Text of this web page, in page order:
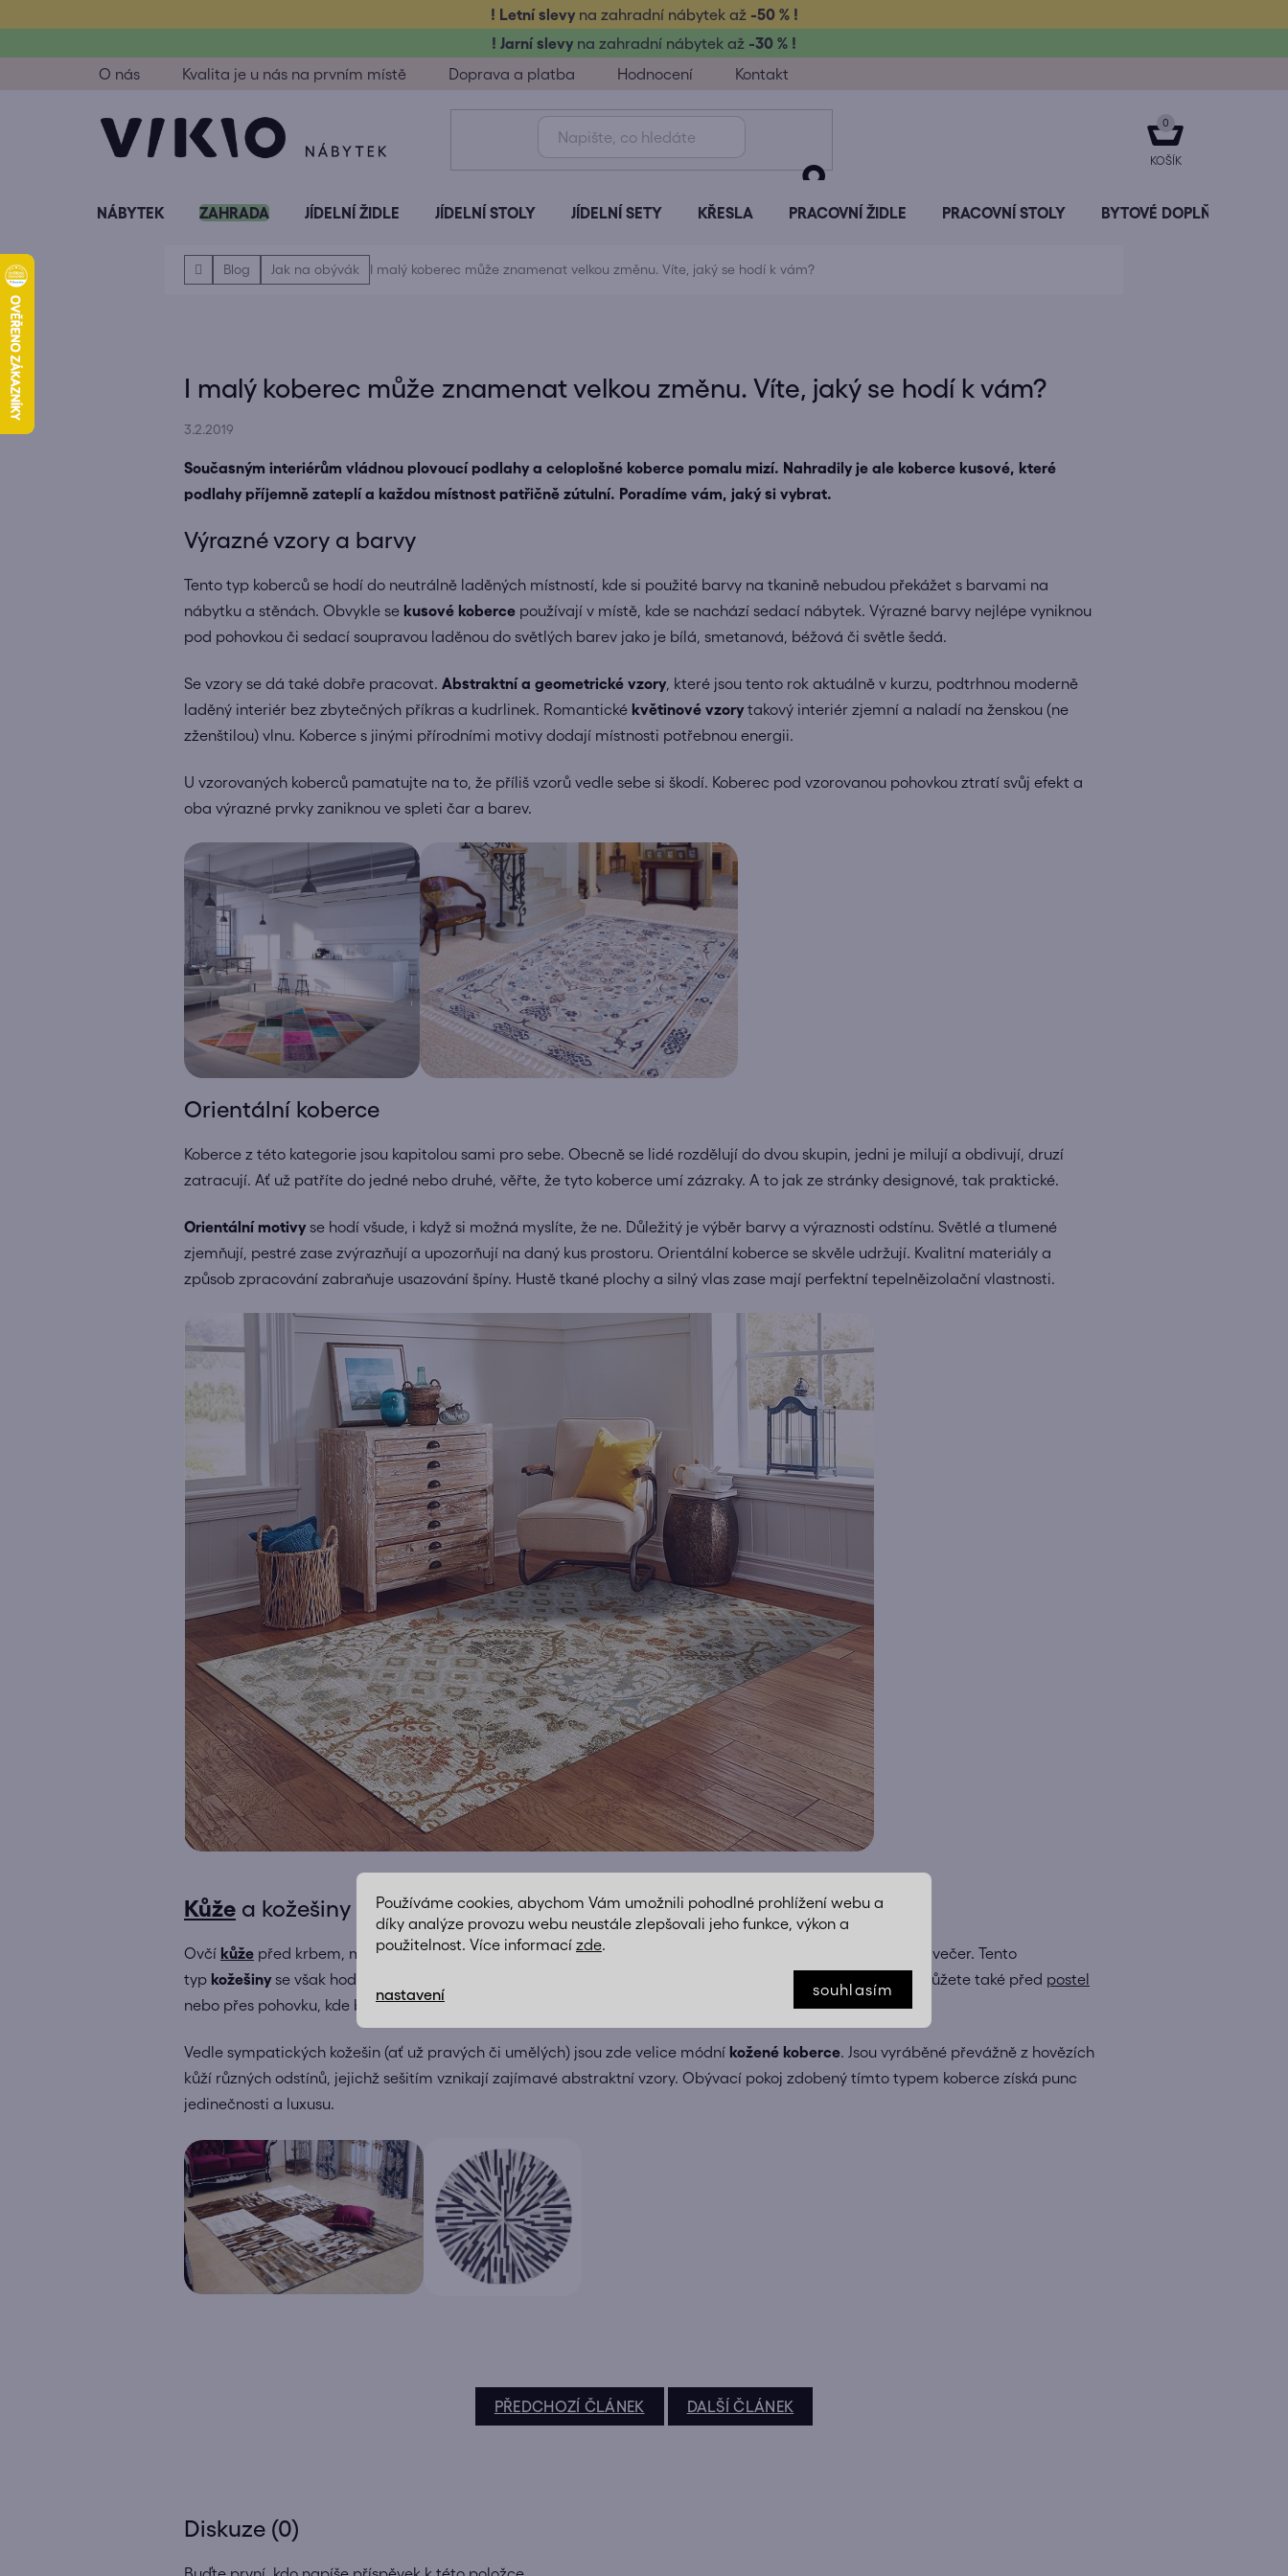
Používáme cookies, abychom Vám umožnili pohodlné prohlížení webu a
díky analýze provozu webu neustále zlepšovali jeho funkce, výkon a
použitelnost. Více informací zde.
nastavení souhlasím
na
! Letní slevy na zahradní nábytek až-50 % !
! Jarní slevy na zahradní nábytek až -30 % !
O nás
Kvalita je u nás na prvním místě Doprava a platba Hodnocení Kontakt
NÁKUPNÍ
KOŠÍK
NÁBYTEK ZAHRADA JÍDELNÍ ŽIDLE JÍDELNÍ STOLY JÍDELNÍ SETY KŘESLA PRACOVNÍ ŽIDLE PRACOVNÍ STOLY BYTOVÉ DOPLŇKY
DomůBlog Jak na obývák I malý koberec může znamenat velkou změnu. Víte, jaký se hodí k vám?
I malý koberec může znamenat velkou změnu. Víte, jaký se hodí k vám?
3.2.2019
Současným interiérům vládnou plovoucí podlahy a celoplošné koberce pomalu mizí. Nahradily je ale koberce kusové, které
podlahy příjemně zateplí a každou místnost patřičně zútulní. Poradíme vám, jaký si vybrat.
Výrazné vzory a barvy
Tento typ koberců se hodí do neutrálně laděných místností, kde si použité barvy na tkanině nebudou překážet s barvami na
nábytku a stěnách. Obvykle se kusové koberce používají v místě, kde se nachází sedací nábytek. Výrazné barvy nejlépe vyniknou
pod pohovkou či sedací soupravou laděnou do světlých barev jako je bílá, smetanová, béžová či světle šedá.
Se vzory se dá také dobře pracovat. Abstraktní a geometrické vzory, které jsou tento rok aktuálně v kurzu, podtrhnou moderně
laděný interiér bez zbytečných příkras a kudrlinek. Romantické květinové vzory takový interiér zjemní a naladí na ženskou (ne
zženštilou) vlnu. Koberce s jinými přírodními motivy dodají místnosti potřebnou energii.
U vzorovaných koberců pamatujte na to, že příliš vzorů vedle sebe si škodí. Koberec pod vzorovanou pohovkou ztratí svůj efekt a
oba výrazné prvky zaniknou ve spleti čar a barev.
Orientální koberce
Koberce z této kategorie jsou kapitolou sami pro sebe. Obecně se lidé rozdělují do dvou skupin, jedni je milují a obdivují, druzí
zatracují. Ať už patříte do jedné nebo druhé, věřte, že tyto koberce umí zázraky. A to jak ze stránky designové, tak praktické.
Orientální motivy se hodí všude, i když si možná myslíte, že ne. Důležitý je výběr barvy a výraznosti odstínu. Světlé a tlumené
zjemňují, pestré zase zvýrazňují a upozorňují na daný kus prostoru. Orientální koberce se skvěle udržují. Kvalitní materiály a
způsob zpracování zabraňuje usazování špíny. Hustě tkané plochy a silný vlas zase mají perfektní tepelněizolační vlastnosti.
Kůže a kožešiny
Ovčí kůže před krbem, mihotající se plameny a sklenka vína… Tak nějak si mnozí z nás představují idylický večer. Tento
typ kožešiny se však hodí i do panelákového obýváku. Dobře vypadá před televizním stolkem, položit ho můžete také před postel
nebo přes pohovku, kde bude krásnou a funkční dekorací.
Vedle sympatických kožešin (ať už pravých či umělých) jsou zde velice módní kožené koberce. Jsou vyráběné převážně z hovězích
kůží různých odstínů, jejichž sešitím vznikají zajímavé abstraktní vzory. Obývací pokoj zdobený tímto typem koberce získá punc
jedinečnosti a luxusu.
PŘEDCHOZÍ ČLÁNEK DALŠÍ ČLÁNEK
Diskuze (0)